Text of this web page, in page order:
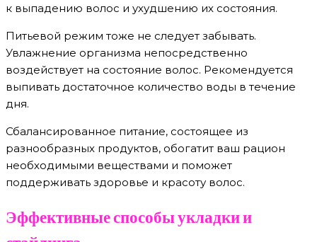
к выпадению волос и ухудшению их состояния.
Питьевой режим тоже не следует забывать.
Увлажнение организма непосредственно
воздействует на состояние волос. Рекомендуется
выпивать достаточное количество воды в течение
дня.
Сбалансированное питание, состоящее из
разнообразных продуктов, обогатит ваш рацион
необходимыми веществами и поможет
поддерживать здоровье и красоту волос.
Эффективные способы укладки и